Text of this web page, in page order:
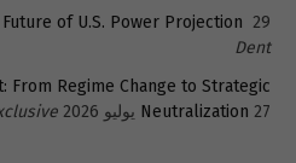
of U.S. Power Projection 29 يوليو 2026
Dent
From Regime Change to Strategic
Neutralization 27 يوليو 2026